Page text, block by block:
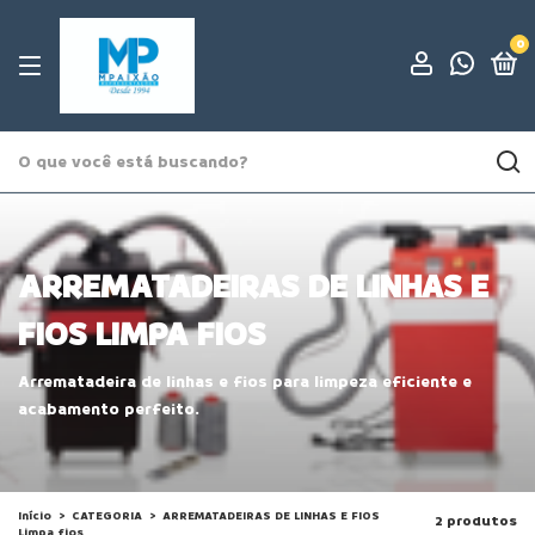
0
ARREMATADEIRAS DE LINHAS E
FIOS LIMPA FIOS
Arrematadeira de linhas e fios para limpeza eficiente e
acabamento perfeito.
Início > CATEGORIA > ARREMATADEIRAS DE LINHAS E FIOS
2 produtos